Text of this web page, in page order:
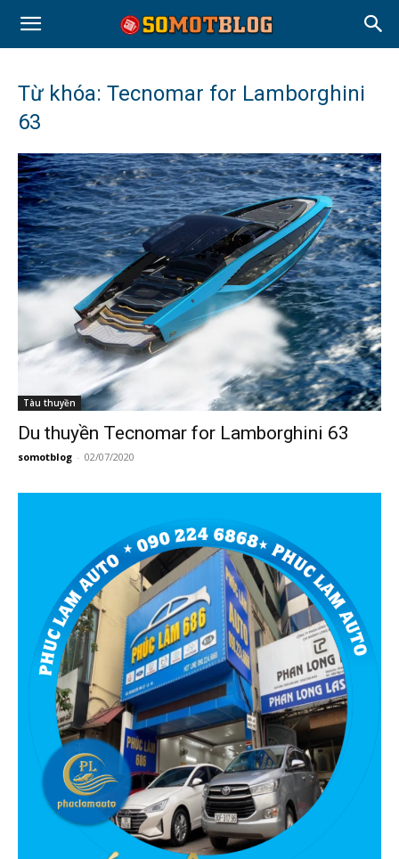
Từ khóa: Tecnomar for Lamborghini
63
Tàu thuyền
Du thuyền Tecnomar for Lamborghini 63
somotblog - 02/07/2020